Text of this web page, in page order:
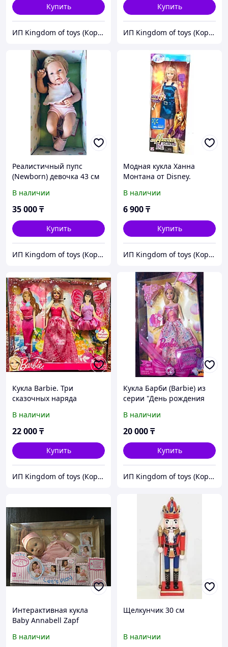
Купить
ИП Kingdom of toys (Королевство игрушек)
Купить
ИП Kingdom of toys (Королевство игрушек)
Реалистичный пупс
(Newborn) девочка 43 см
Toys BERENGUER.
В наличии
35 000₸
Купить
ИП Kingdom of toys (Королевство игрушек)
Модная кукла Ханна
Монтана от Disney.
В наличии
6 900₸
Купить
ИП Kingdom of toys (Королевство игрушек)
Кукла Barbie. Три
сказочных наряда
фея).
В наличии
22 000₸
Купить
ИП Kingdom of toys (Королевство игрушек)
Кукла Барби (Barbie) из
серии "День рождения
В наличии
20 000₸
Купить
ИП Kingdom of toys (Королевство игрушек)
Интерактивная кукла
Baby Annabell Zapf
В наличии
Щелкунчик 30 см
В наличии